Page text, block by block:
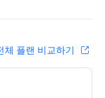
체 플랜 비교하기